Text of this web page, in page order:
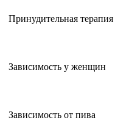
Принудительная терапия
Зависимость у женщин
Зависимость от пива